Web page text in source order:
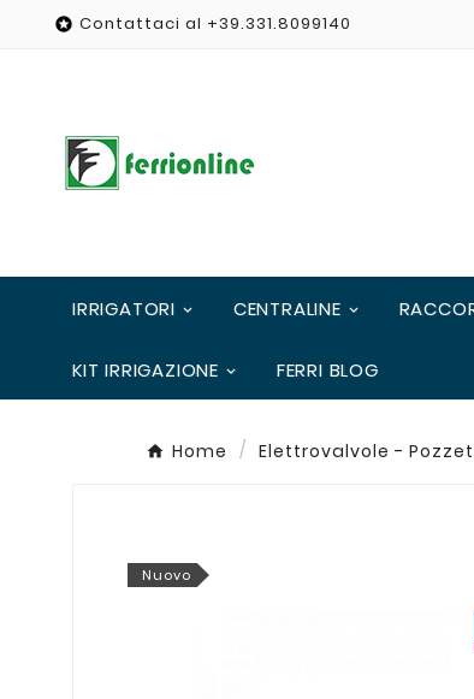
 Contattaci al +39.331.8099140
IRRIGATORI CENTRALINE
KIT IRRIGAZIONE FERRI BLOG
Home Elettrovalvole -
Nuovo